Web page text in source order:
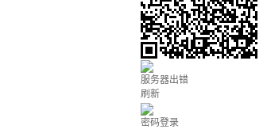
服务器出错
刷新
密码登录